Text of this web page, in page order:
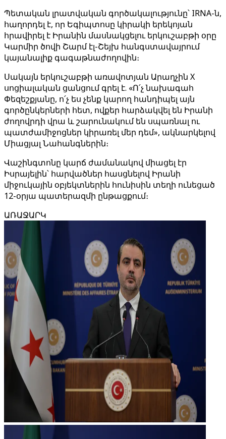
Պետական լրատվական գործակալությունը՝ IRNA-ն,
հաղորդել է, որ Եգիպտոսը կիրակի երեկոյան
հրավիրել է Իրանին մասնակցելու երկուշաբթի օրը
Կարմիր ծովի Շարմ էլ-Շեյխ հանգստավայրում
կայանալիք գագաթնաժողովին։
Սակայն երկուշաբթի առավոտյան Արաղչին X
սոցիալական ցանցում գրել է. «Ո՛չ նախագահ
Փեզեշքյանը, ո՛չ ես չենք կարող հանդիպել այն
գործընկերների հետ, ովքեր հարձակվել են Իրանի
ժողովրդի վրա և շարունակում են սպառնալ ու
պատժամիջոցներ կիրառել մեր դեմ», ակնարկելով
Միացյալ Նահանգներին։
Վաշինգտոնը կարճ ժամանակով միացել էր
Իսրայելին՝ հարվածներ հասցնելով Իրանի
միջուկային օբյեկտներին հունիսին տեղի ունեցած
12-օրյա պատերազմի ընթացքում։
ԱՌԱՋԱՐԿ